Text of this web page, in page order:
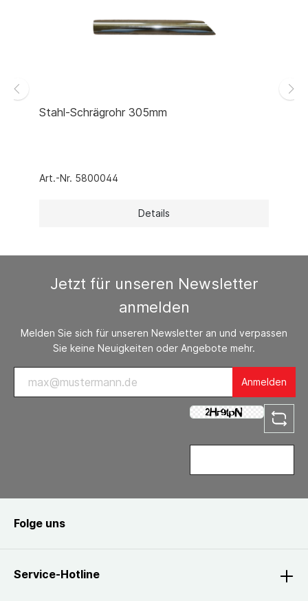
Stahl-Schrägrohr 305mm
Art.-Nr. 5800044
Details
Jetzt für unseren Newsletter
anmelden
Melden Sie sich für unseren Newsletter an und verpassen
Sie keine Neuigkeiten oder Angebote mehr.
Anmelden
Service-Hotline
Folge uns